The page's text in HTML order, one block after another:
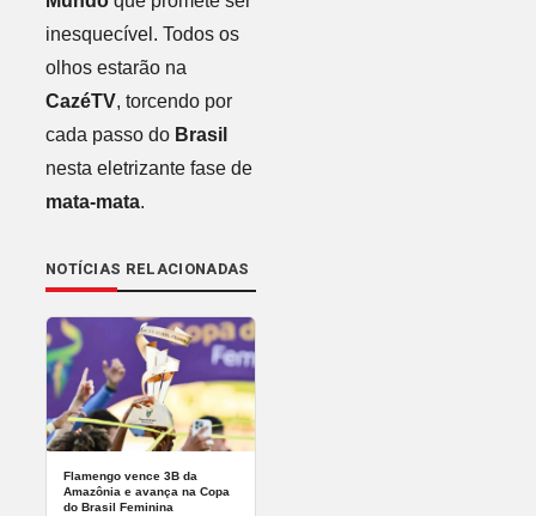
inesquecível. Todos os
olhos estarão na
CazéTV, torcendo por
cada passo do Brasil
nesta eletrizante fase de
mata-mata.
NOTÍCIAS RELACIONADAS
Flamengo vence 3B da
Amazônia e avança na Copa
do Brasil Feminina